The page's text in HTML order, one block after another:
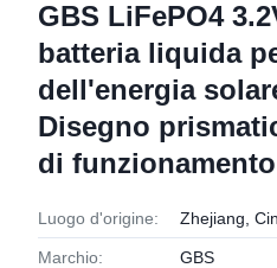
GBS LiFePO4
batteria liquida
dell'energia
Disegno
di funzionamento
Luogo d'origine: Zhejiang,
Marchio: GBS